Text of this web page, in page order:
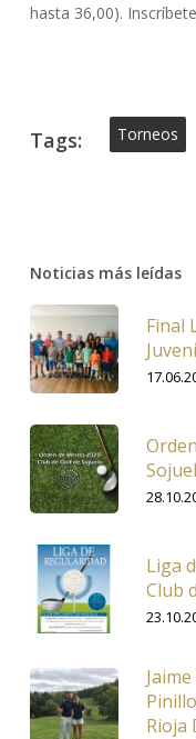
hasta 36,00).
Tags: Torneos
Noticias más leídas
Final
Liga
Club
Rioja